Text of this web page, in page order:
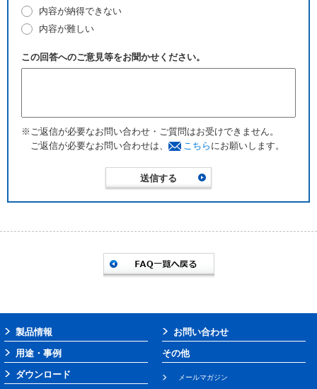
内容が納得できない
内容が難しい
この回答へのご意見等をお聞かせください。
※ご返信が必要なお問い合わせ・ご質問はお受けできません。
ご返信が必要なお問い合わせは、
こちら にお願いします。
製品情報
用途・事例
ダウンロード
お問い合わせ
その他
メールマガジン